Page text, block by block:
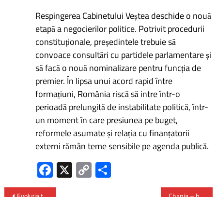
Respingerea Cabinetului Veștea deschide o nouă
etapă a negocierilor politice. Potrivit procedurii
constituționale, președintele trebuie să
convoace consultări cu partidele parlamentare și
să facă o nouă nominalizare pentru funcția de
premier. În lipsa unui acord rapid între
formațiuni, România riscă să intre într-o
perioadă prelungită de instabilitate politică, într-
un moment în care presiunea pe buget,
reformele asumate și relația cu finanțatorii
externi rămân teme sensibile pe agenda publică.
Fa
ce
X C
o